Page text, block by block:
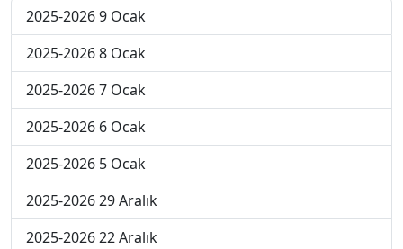
2025-2026 9 Ocak
2025-2026 8 Ocak
2025-2026 7 Ocak
2025-2026 6 Ocak
2025-2026 5 Ocak
2025-2026 29 Aralık
2025-2026 22 Aralık